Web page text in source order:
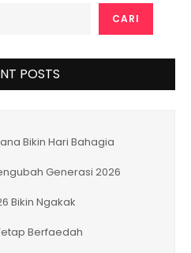
CARI
POSTS
Bikin Hari Bahagia
Generasi 2026
Bikin Ngakak
Berfaedah